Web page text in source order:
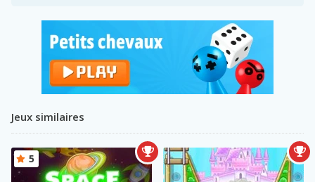
Jeux similaires
5